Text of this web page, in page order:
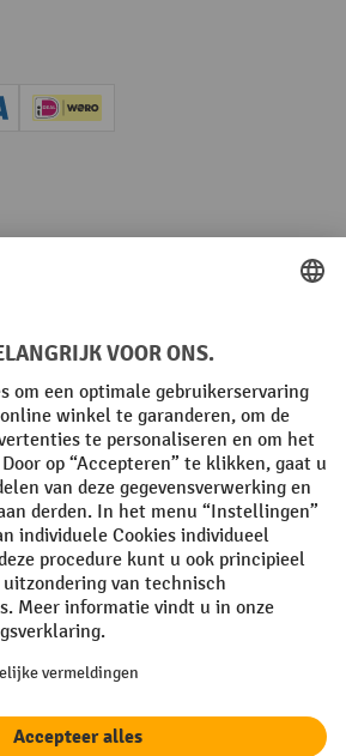
(Visa)
iDEAL | Wero
Copyright
Privacy Instellingen
shipping costs and possible delivery charges,
de voorraad strekt. De korting is niet van
Een combinatie met andere
is niet mogelijk. | ² De korting
10 dagen geldig en kan online worden
en is maximaal 10%. Elektrische
elektrische heftrucks en